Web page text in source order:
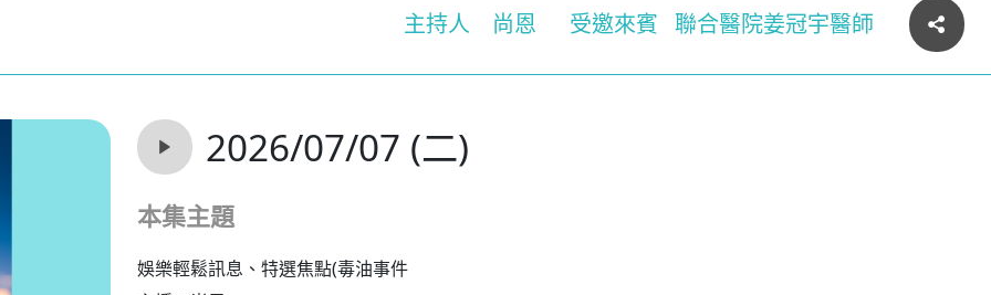
主持人 尚恩 受邀來賓 聯合醫院姜冠宇醫師
2026/07/07 (二)
本集主題
娛樂輕鬆訊息、特選焦點(毒油事件